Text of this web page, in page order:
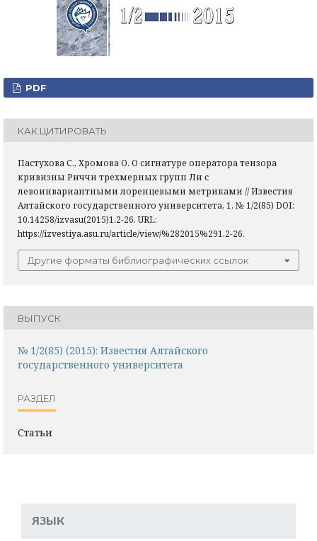
PDF
КАК ЦИТИРОВАТЬ
Пастухова С., Хромова О. О сигнатуре оператора тензора
кривизны Риччи трехмерных групп Ли с
левоинвариантными лоренцевыми метриками // Известия
Алтайского государственного университета, 1, № 1/2(85) DOI:
10.14258/izvasu(2015)1.2-26. URL:
https://izvestiya.asu.ru/article/view/%282015%291.2-26.
Другие форматы библиографических ссылок
ВЫПУСК
№ 1/2(85) (2015): Известия Алтайского
государственного университета
РАЗДЕЛ
Статьи
ЯЗЫК